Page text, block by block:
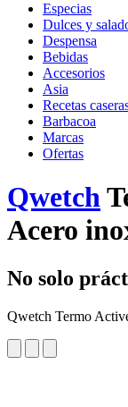
Especias
Dulces y
Despensa
Bebidas
Accesorios
Asia
Recetas
Barbacoa
Marcas
Ofertas
Qwetch
Acero
No solo
Qwetch Termo